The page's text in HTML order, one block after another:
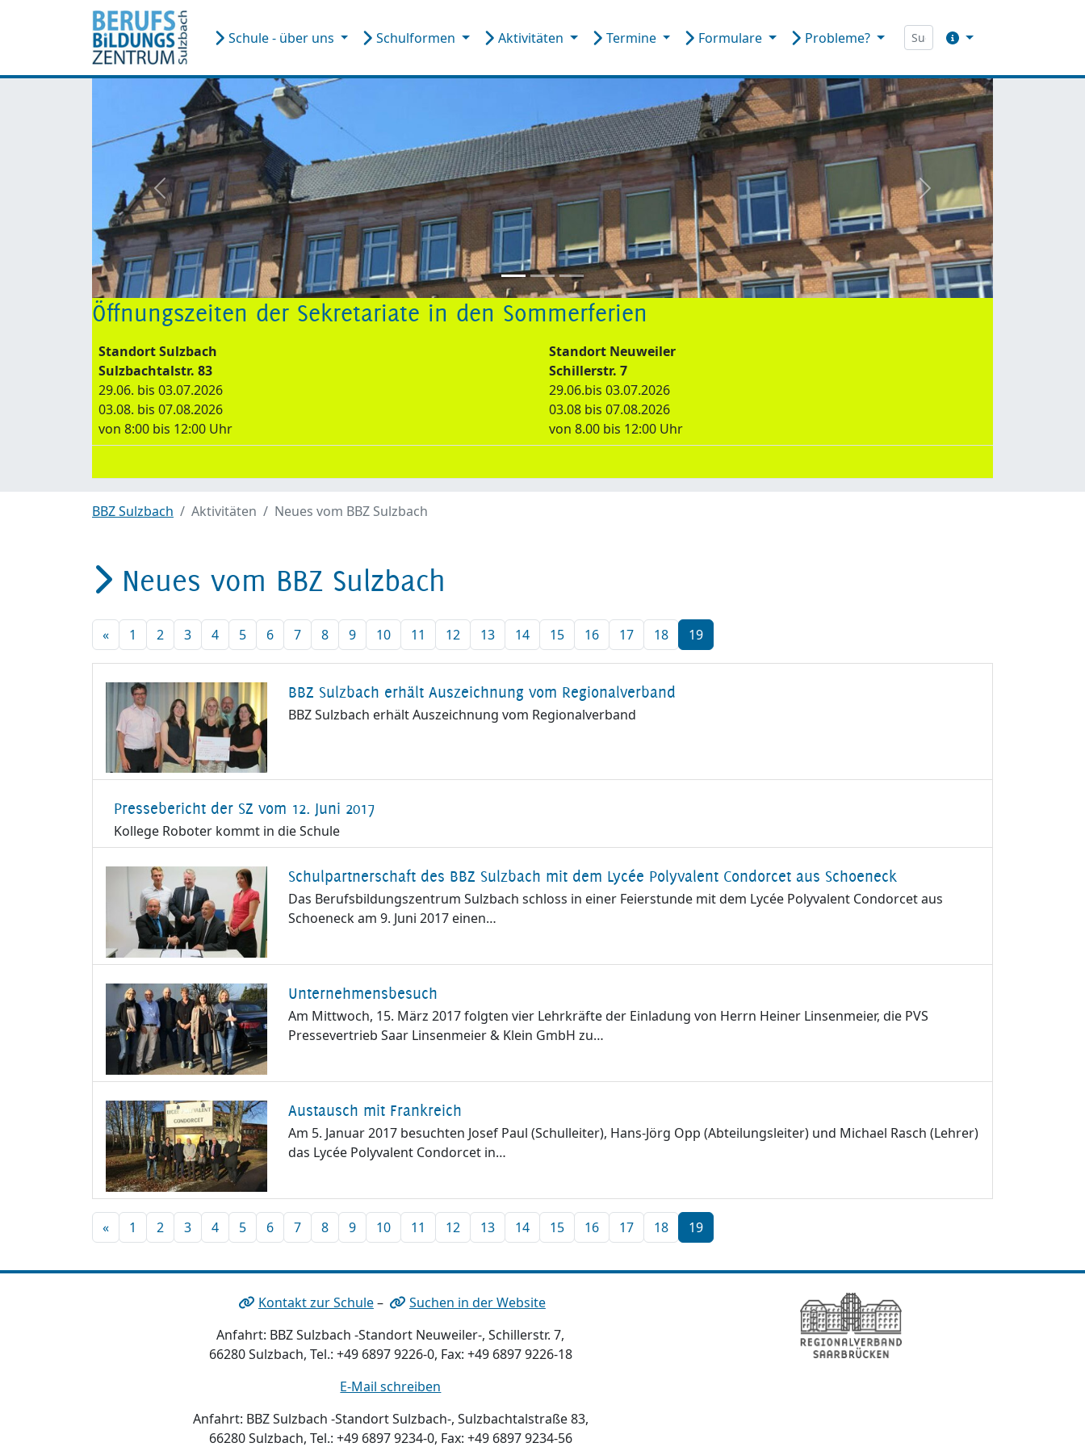
Schule - über uns Schulformen Aktivitäten Termine Formulare Probleme?
zurück weiter
Öffnungszeiten der Sekretariate in den Sommerferien
Standort Sulzbach
Sulzbachtalstr. 83
29.06. bis 03.07.2026
03.08. bis 07.08.2026
von 8:00 bis 12:00 Uhr
Standort Neuweiler
Schillerstr. 7
29.06.bis 03.07.2026
03.08 bis 07.08.2026
von 8.00 bis 12:00 Uhr
BBZ Sulzbach Aktivitäten Neues vom BBZ Sulzbach
Neues vom BBZ Sulzbach
« 1 2 3 4 5 6 7 8 9 10 11 12 13 14 15 16 17 18 19
BBZ Sulzbach erhält Auszeichnung vom Regionalverband
BBZ Sulzbach erhält Auszeichnung vom Regionalverband
Pressebericht der SZ vom 12. Juni 2017
Kollege Roboter kommt in die Schule
Schulpartnerschaft des BBZ Sulzbach mit dem Lycée Polyvalent Condorcet aus Schoeneck
Das Berufsbildungszentrum Sulzbach schloss in einer Feierstunde mit dem Lycée Polyvalent Condorcet aus
Schoeneck am 9. Juni 2017 einen…
Unternehmensbesuch
Am Mittwoch, 15. März 2017 folgten vier Lehrkräfte der Einladung von Herrn Heiner Linsenmeier, die PVS
Pressevertrieb Saar Linsenmeier & Klein GmbH zu…
Austausch mit Frankreich
Am 5. Januar 2017 besuchten Josef Paul (Schulleiter), Hans-Jörg Opp (Abteilungsleiter) und Michael Rasch (Lehrer)
das Lycée Polyvalent Condorcet in…
« 1 2 3 4 5 6 7 8 9 10 11 12 13 14 15 16 17 18 19
Kontakt zur Schule–
Suchen in der Website
Anfahrt: BBZ Sulzbach -Standort Neuweiler-, Schillerstr. 7,
66280 Sulzbach, Tel.: +49 6897 9226-0, Fax: +49 6897 9226-18
E-Mail schreiben
Anfahrt: BBZ Sulzbach -Standort Sulzbach-, Sulzbachtalstraße 83,
66280 Sulzbach, Tel.: +49 6897 9234-0, Fax: +49 6897 9234-56